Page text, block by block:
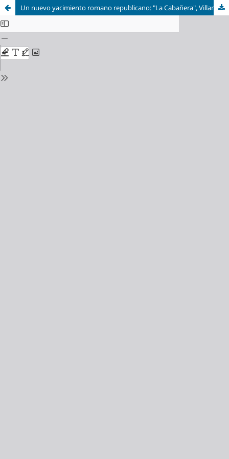
Un nuevo yacimiento romano republicano: "La Cabañera", Villanueva de Sigena (Huesca)